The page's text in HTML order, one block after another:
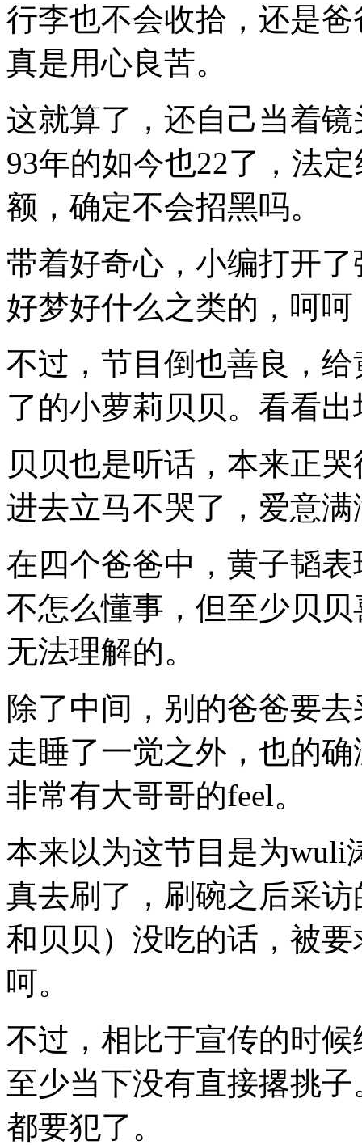
行李也不会收拾，还是
真是用心良苦。
这就算了，还自己当着
93年的如今也22了，法
额，确定不会招黑吗。
带着好奇心，小编打开
好梦好什么之类的，呵
不过，节目倒也善良，
了的小萝莉贝贝。看看
贝贝也是听话，本来正
进去立马不哭了，爱意
在四个爸爸中，黄子韬
不怎么懂事，但至少贝
无法理解的。
除了中间，别的爸爸要
走睡了一觉之外，也的
非常有大哥哥的feel。
本来以为这节目是为wuli
真去刷了，刷碗之后采
和贝贝）没吃的话，被
呵。
不过，相比于宣传的时
至少当下没有直接撂挑
都要犯了。